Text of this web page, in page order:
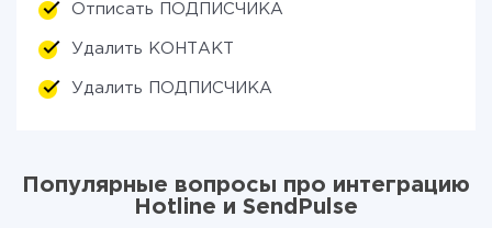
Отписать ПОДПИСЧИКА
Удалить КОНТАКТ
Удалить ПОДПИСЧИКА
Популярные вопросы про интеграцию
Hotline и SendPulse